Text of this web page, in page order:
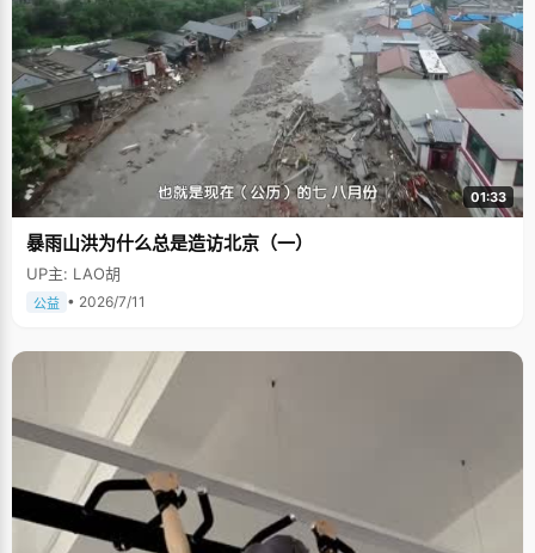
01:33
暴雨山洪为什么总是造访北京（一）
UP主: LAO胡
公益 • 2026/7/11